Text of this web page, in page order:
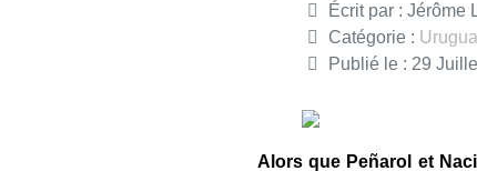
Écrit par : Jérôme
Catégorie :
Publié le : 29
Alors que Peñarol et